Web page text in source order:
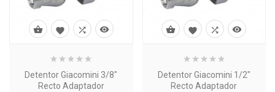
Detentor Giacomini 3/8"
Recto Adaptador
   
Detentor Giacomini 1/2"
Recto Adaptador
   